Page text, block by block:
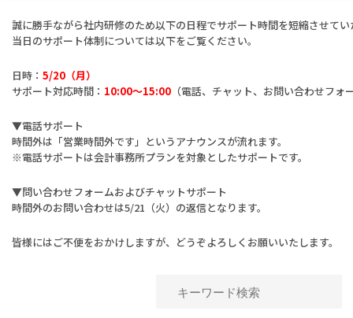
誠に勝手ながら社内研修のため以下の日程でサポート時間を短縮させてい
当日のサポート体制については以下をご覧ください。
日時： 5/20 （月）
サポート対応時間： 10:00～15:00 （電話、チャット、お問い合わせフォ
▼電話サポート
時間外は「営業時間外です」というアナウンスが流れます。
※電話サポートは会計事務所プランを対象としたサポートです。
▼問い合わせフォームおよびチャットサポート
時間外のお問い合わせは5/21（火）の返信となります。
皆様にはご不便をおかけしますが、どうぞよろしくお願いいたします。